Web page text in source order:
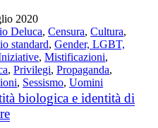
2020
Deluca,Censura,Cultura,
standard,Gender, LGBT,
,Mistificazioni,
,Privilegi,Propaganda,
, Sessismo,Uomini
biologica e identità di